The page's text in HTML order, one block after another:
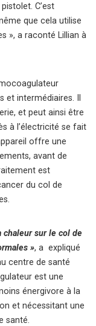
C’est
que cela utilise
», a raconté Lillian à
intermédiaires. Il
et peut ainsi être
à l’électricité se fait
offre une
avant de
est
du col de
chaleur sur le col de
», a expliqué
centre de santé
est une
énergivore à la
et nécessitant une
santé.